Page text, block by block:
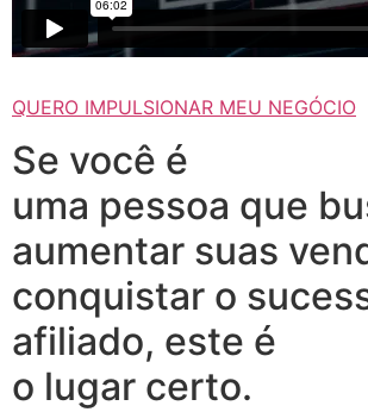
QUERO IMPULSIONAR MEU NEGÓCIO
Se você é
uma pessoa que
aumentar suas
conquistar o
afiliado, este é
o lugar certo.